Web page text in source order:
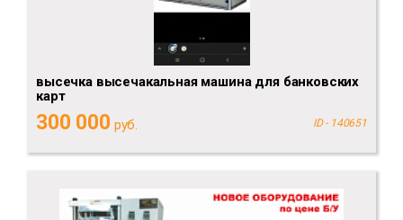
высечка высечакальная машина для банковских
карт
300 000 руб. ID - 140651